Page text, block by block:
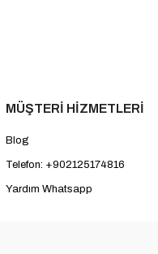
MÜŞTERİ HİZMETLERİ
Blog
Telefon: +902125174816
Yardım Whatsapp